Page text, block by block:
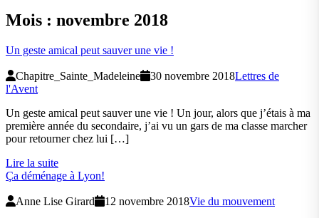
Mois : novembre 2018
Un geste amical peut sauver une vie !
Chapitre_Sainte_Madeleine 30 novembre 2018Lettres de
l'Avent
Un geste amical peut sauver une vie ! Un jour, alors que j’étais à ma
première année du secondaire, j’ai vu un gars de ma classe marcher
pour retourner chez lui […]
Lire la suite
Ça déménage à Lyon!
Anne Lise Girard 12 novembre 2018Vie du mouvement